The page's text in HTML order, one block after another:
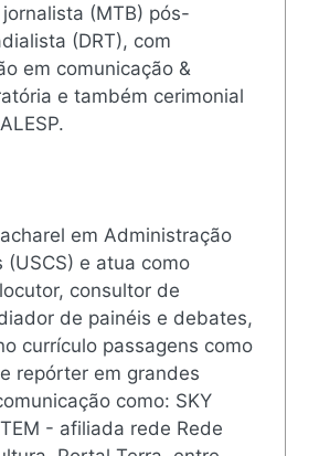
jornalista (MTB) pós-
(DRT), com
em comunicação &
e também cerimonial
em Administração
(USCS) e atua como
consultor de
de painéis e debates,
currículo passagens como
repórter em grandes
como: SKY
- afiliada rede Rede